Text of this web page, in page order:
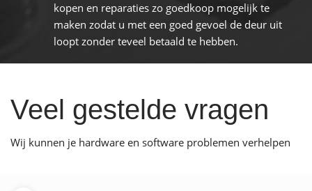
kopen en reparaties zo goedkoop mogelijk te
maken zodat u met een goed gevoel de deur uit
loopt zonder teveel betaald te hebben.
Veel gestelde vragen
Wij kunnen je hardware en software problemen verhelpen